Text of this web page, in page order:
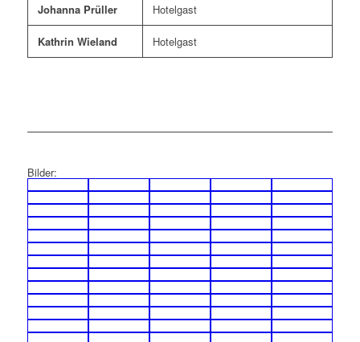
Johanna Prüller Hotelgast
Kathrin Wieland Hotelgast
Bilder: